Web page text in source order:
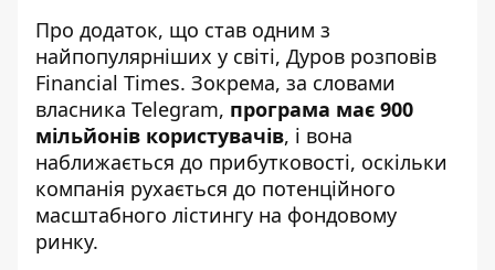
Про додаток, що став одним з
найпопулярніших у світі, Дуров розповів
Financial Times. Зокрема, за словами
власника Telegram, програма має 900
мільйонів користувачів, і вона
наближається до прибутковості, оскільки
компанія рухається до потенційного
масштабного лістингу на фондовому
ринку.